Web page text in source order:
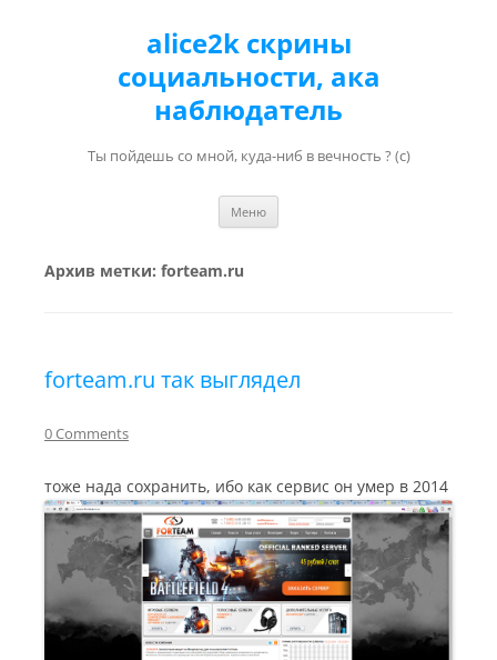
alice2k скрины
социальности, ака
наблюдатель
Ты пойдешь со мной, куда-ниб в вечность ? (с)
Меню
Архив метки: forteam.ru
forteam.ru так выглядел
0 Comments
тоже нада сохранить, ибо как сервис он умер в 2014